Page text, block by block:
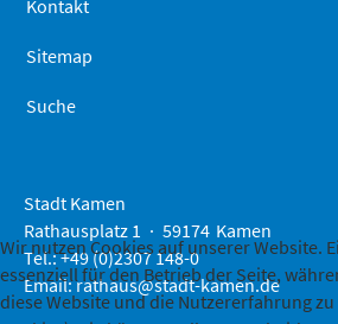
Kontakt
Sitemap
Suche
Stadt Kamen
Rathausplatz 1
59174 Kamen
Tel.: +49 (0)2307 148-0
Email:rathaus@stadt-kamen.de
Wir nutzen Cookies auf unserer Website.
essenziell für den Betrieb der Seite,
diese Website und die Nutzererfahrung